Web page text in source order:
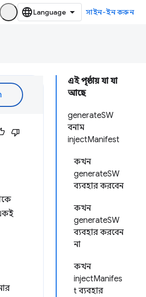
সাইন-ইন করুন
এই পৃষ্ঠায় যা যা
আছে
generateSW
বনাম
injectManifest
কখন
generateSW
ব্যবহার করবেন
কখন
generateSW
ব্যবহার করবেন
না
কখন
injectManifes
t ব্যবহার